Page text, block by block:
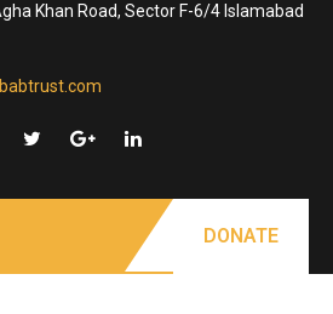
Khan Road, Sector F-6/4 Islamabad
DONATE